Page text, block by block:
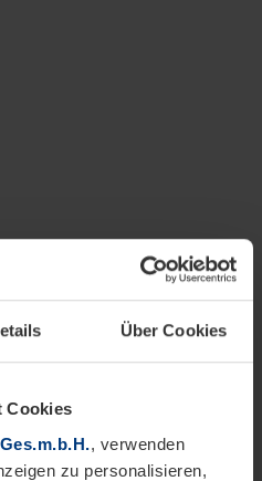
Über Cookies
Cookies
, verwenden
zu personalisieren,